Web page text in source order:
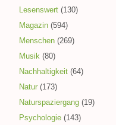
Lesenswert (130)
Magazin (594)
Menschen (269)
Musik (80)
Nachhaltigkeit (64)
Natur (173)
Naturspaziergang (19)
Psychologie (143)